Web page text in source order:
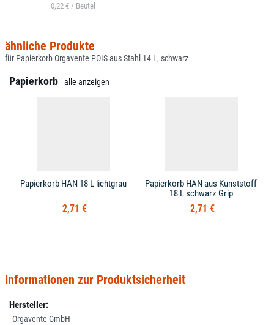
0,22 € /
ähnliche Produkte
für Papierkorb Orgavente POIS aus Stahl 14 L, schwarz
Papierkorb alle anzeigen
Papierkorb HAN 18 L lichtgrau
2,71 €
Papierkorb HAN aus Kunststoff
18 L schwarz Grip
2,71 €
Informationen zur Produktsicherheit
Hersteller:
Orgavente GmbH